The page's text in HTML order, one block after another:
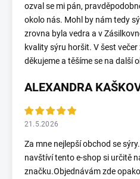
ozval se mi pán,
okolo nás. Mohl by nám tedy
zrovna byla vedra a v
kvality sýru horšit. V šest
děkujeme a těšíme se na další
ALEXANDRA
21.5.2026
Za mne nejlepší obchod se
navštíví tento e-shop si určitě
značku.Objednávám zde